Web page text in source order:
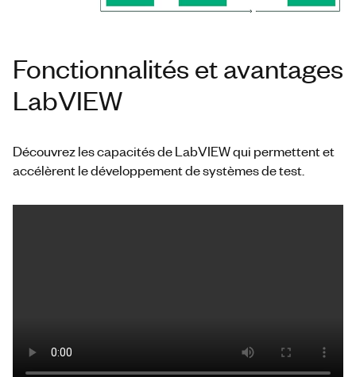
Fonctionnalités et avantages
LabVIEW
Découvrez les capacités de LabVIEW qui permettent et
accélèrent le développement de systèmes de test.